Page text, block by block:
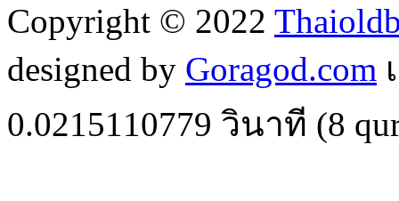
Copyright © 2022
designed by Goragod.com
0.0215110779 วินาที (8